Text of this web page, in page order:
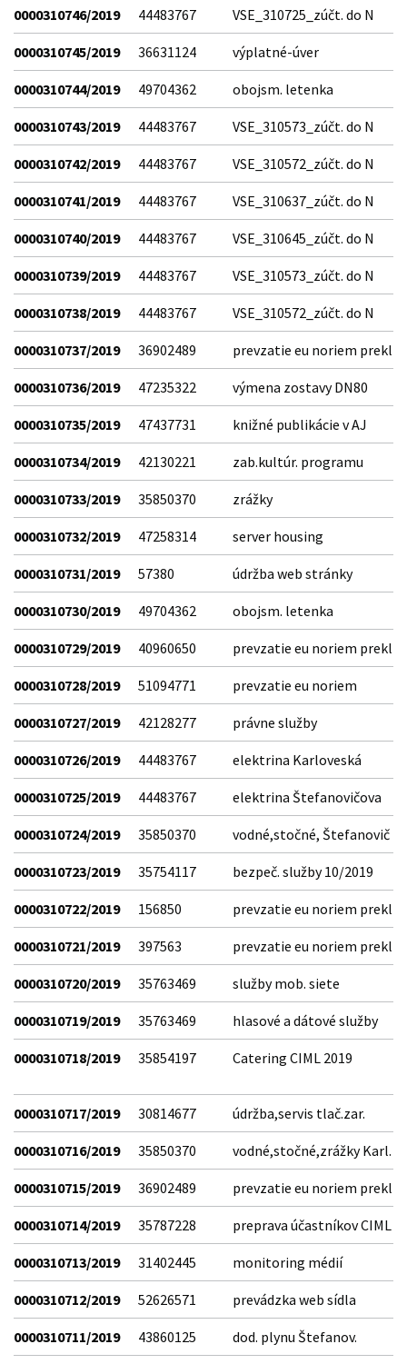
0000310746/2019 44483767 VSE_310725_zúčt. do N
0000310745/2019 36631124 výplatné-úver
0000310744/2019 49704362 obojsm. letenka
0000310743/2019 44483767 VSE_310573_zúčt. do N
0000310742/2019 44483767 VSE_310572_zúčt. do N
0000310741/2019 44483767 VSE_310637_zúčt. do N
0000310740/2019 44483767 VSE_310645_zúčt. do N
0000310739/2019 44483767 VSE_310573_zúčt. do N
0000310738/2019 44483767 VSE_310572_zúčt. do N
0000310737/2019 36902489 prevzatie eu noriem prekl
0000310736/2019 47235322 výmena zostavy DN80
0000310735/2019 47437731 knižné publikácie v AJ
0000310734/2019 42130221 zab.kultúr. programu
0000310733/2019 35850370 zrážky
0000310732/2019 47258314 server housing
0000310731/2019 57380 údržba web stránky
0000310730/2019 49704362 obojsm. letenka
0000310729/2019 40960650 prevzatie eu noriem prekl
0000310728/2019 51094771 prevzatie eu noriem
0000310727/2019 42128277 právne služby
0000310726/2019 44483767 elektrina Karloveská
0000310725/2019 44483767 elektrina Štefanovičova
0000310724/2019 35850370 vodné,stočné, Štefanovič
0000310723/2019 35754117 bezpeč. služby 10/2019
0000310722/2019 156850 prevzatie eu noriem prekl
0000310721/2019 397563 prevzatie eu noriem prekl
0000310720/2019 35763469 služby mob. siete
0000310719/2019 35763469 hlasové a dátové služby
0000310718/2019 35854197 Catering CIML 2019
0000310717/2019 30814677 údržba,servis tlač.zar.
0000310716/2019 35850370 vodné,stočné,zrážky Karl.
0000310715/2019 36902489 prevzatie eu noriem prekl
0000310714/2019 35787228 preprava účastníkov CIML
0000310713/2019 31402445 monitoring médií
0000310712/2019 52626571 prevádzka web sídla
0000310711/2019 43860125 dod. plynu Štefanov.